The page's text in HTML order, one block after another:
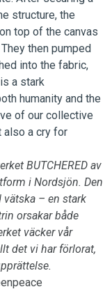
BUTCHERED av
i Nordsjön. Den
– en stark
orsakar både
väcker vår
det vi har förlorat,